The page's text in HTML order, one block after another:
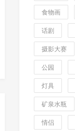
食物画
话剧
摄影大赛
公园
灯具
矿泉水瓶
情侣